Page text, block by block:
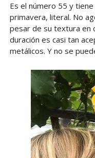
Es el número 55 y
primavera, literal. No
pesar de su textura en
duración es casi tan
metálicos. Y no se